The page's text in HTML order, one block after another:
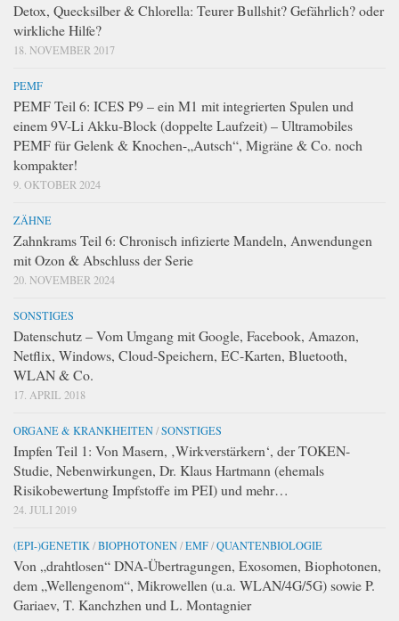
Detox, Quecksilber & Chlorella: Teurer Bullshit? Gefährlich? oder
wirkliche Hilfe?
18. NOVEMBER 2017
PEMF
PEMF Teil 6: ICES P9 – ein M1 mit integrierten Spulen und
einem 9V-Li Akku-Block (doppelte Laufzeit) – Ultramobiles
PEMF für Gelenk & Knochen-„Autsch“, Migräne & Co. noch
kompakter!
9. OKTOBER 2024
ZÄHNE
Zahnkrams Teil 6: Chronisch infizierte Mandeln, Anwendungen
mit Ozon & Abschluss der Serie
20. NOVEMBER 2024
SONSTIGES
Datenschutz – Vom Umgang mit Google, Facebook, Amazon,
Netflix, Windows, Cloud-Speichern, EC-Karten, Bluetooth,
WLAN & Co.
17. APRIL 2018
ORGANE & KRANKHEITEN/SONSTIGES
Impfen Teil 1: Von Masern, ‚Wirkverstärkern‘, der TOKEN-
Studie, Nebenwirkungen, Dr. Klaus Hartmann (ehemals
Risikobewertung Impfstoffe im PEI) und mehr…
24. JULI 2019
(EPI-)GENETIK /BIOPHOTONEN/EMF/QUANTENBIOLOGIE
Von „drahtlosen“ DNA-Übertragungen, Exosomen, Biophotonen,
dem „Wellengenom“, Mikrowellen (u.a. WLAN/4G/5G) sowie P.
Gariaev, T. Kanchzhen und L. Montagnier